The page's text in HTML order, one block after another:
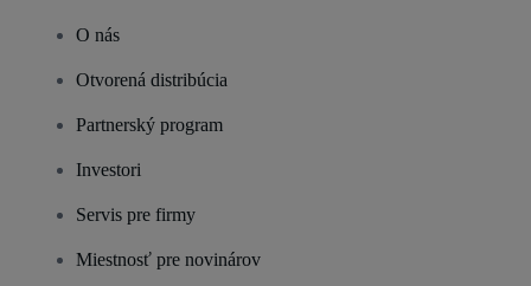
O nás
Otvorená distribúcia
Partnerský program
Investori
Servis pre firmy
Miestnosť pre novinárov